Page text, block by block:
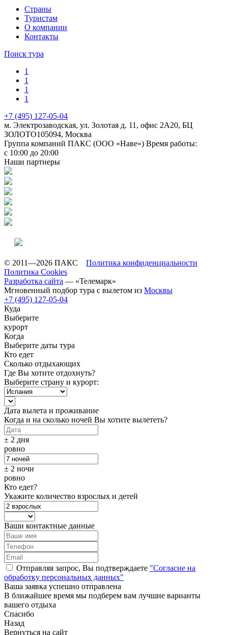
Cтраны
Туристам
О компании
Контакты
Поиск тура
1
1
1
1
+7 (495) 127-05-04
м. Электрозаводская, ул. Золотая д. 11, офис 2А20, БЦ
ЗОЛОТО105094, Москва
Группа компаний ПАКС (ООО «Наве») Время работы:
с 10:00 до 20:00
Наши партнеры
© 2011—2026 ПАКС Политика конфиденциальности
Политика Cookies
Разработка сайта — «Телемарк»
Мгновенный подбор тура с вылетом из Москвы
+7 (495) 127-05-04
Куда
Выберите
курорт
Когда
Выберите даты тура
Кто едет
Сколько отдыхающих
Где Вы хотите отдохнуть?
Выберите страну и курорт:
Дата вылета и проживание
Когда и на сколько ночей Вы хотите вылететь?
± 2 дня
ровно
± 2 ночи
ровно
Кто едет?
Укажите количество взрослых и детей
Ваши контактные данные
Отправляя запрос, Вы подтверждаете "Согласие на
обработку персональных данных"
Ваша заявка успешно отправлена
В ближайшее время мы подберем вам лучшие варианты
вашего отдыха
Спасибо
Назад
Вернуться на сайт